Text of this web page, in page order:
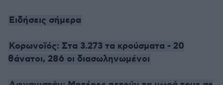
Ειδήσεις σήμερα
Κορωνοϊός: Στα 3.273 τα κρούσματα - 20
θάνατοι, 286 οι διασωληνωμένοι